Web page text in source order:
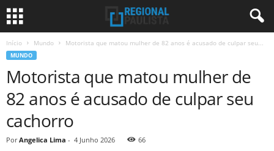
Início Mundo Motorista que matou mulher de 82 anos é acusado de culpar seu...
MUNDO
Motorista que matou mulher de
82 anos é acusado de culpar seu
cachorro
Por Angelica Lima - 4 Junho 2026 66